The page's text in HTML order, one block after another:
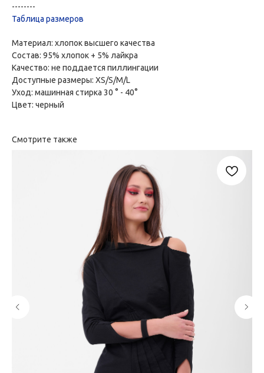
--------
Таблица размеров
Материал: хлопок высшего качества
Состав: 95% хлопок + 5% лайкра
Качество: не поддается пиллингации
Доступные размеры: XS/S/M/L
Уход: машинная стирка 30 ° - 40°
Цвет: черный
Смотрите также